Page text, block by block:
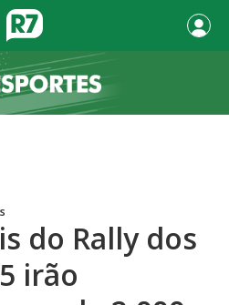
do Rally dos
irão